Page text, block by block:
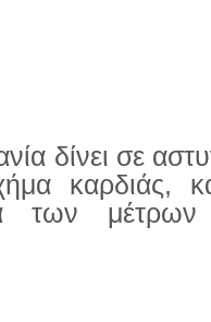
δίνει σε
καρδιάς,
των μέτρων